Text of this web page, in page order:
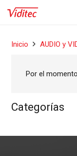
Inicio AUDIO y
Por el
Categorías